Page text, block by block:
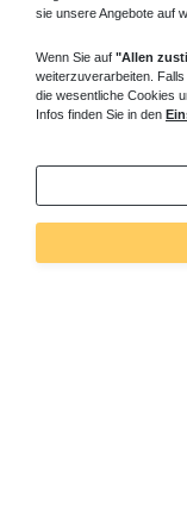
sie unsere Angebote auf
Wenn Sie auf "Allen
weiterzuverarbeiten. Falls
die wesentliche Cookies
Infos finden Sie in den